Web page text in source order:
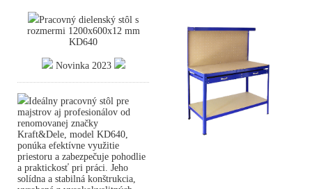
Pracovný dielenský stôl s
rozmermi 1200x600x12 mm
KD640
Novinka 2023
Ideálny pracovný stôl pre
majstrov aj profesionálov od
renomovanej značky
Kraft&Dele, model KD640,
ponúka efektívne využitie
priestoru a zabezpečuje pohodlie
a praktickosť pri práci. Jeho
solídna a stabilná konštrukcia,